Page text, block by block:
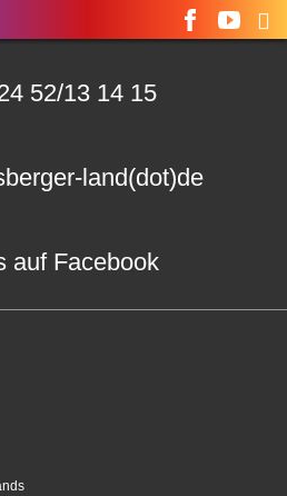
Suchen
nach:
52/13 14 15
land(dot)de
auf Facebook